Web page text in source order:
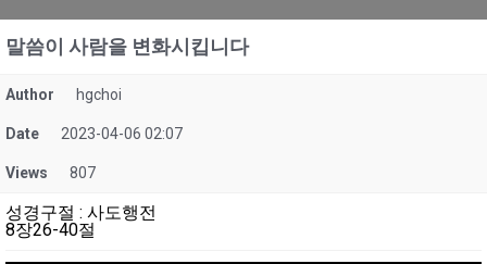
말씀이 사람을 변화시킵니다
Author hgchoi
Date 2023-04-06 02:07
Views 807
성경구절 : 사도행전
8장26-40절